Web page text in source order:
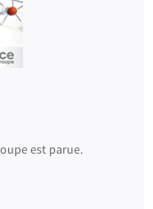
est parue.